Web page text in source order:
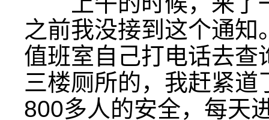
之前我没接到这个通
值班室自己打电话去查
三楼厕所的，我赶紧
800多人的安全，每天